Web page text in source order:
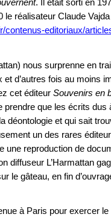
Autres civilisations
. Il était sorti en
le réalisateur Claude
contenus-editoriaux/
nous surprenne en
d’autres fois au moins
cet éditeur Souvenirs en
prendre que les écrits dus
déontologie et qui sait
un des rares
une reproduction de
diffuseur L’Harmattan
le gâteau, en fin
à Paris pour exercer